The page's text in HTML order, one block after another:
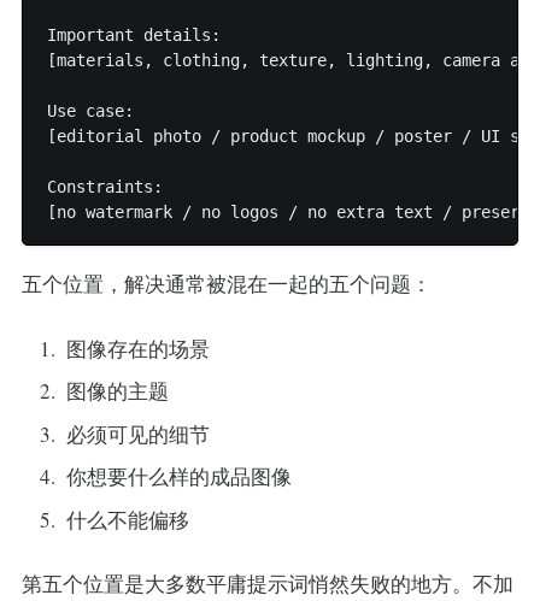
Important details:
[materials, clothing, texture, lighting, camera
Use case:
[editorial photo / product mockup / poster / UI
Constraints:
五个位置，解决通常被混在一起的五个问题：
图像存在的场景
图像的主题
必须可见的细节
你想要什么样的成品图像
什么不能偏移
第五个位置是大多数平庸提示词悄然失败的地方。不加